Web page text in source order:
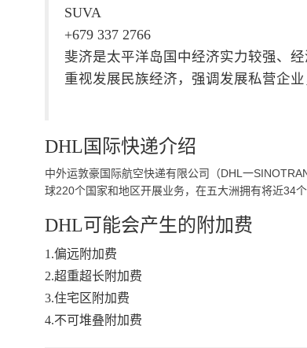
SUVA
+679 337 2766
斐济是太平洋岛国中经济实力较强、
重视发展民族经济，强调发展私营企
DHL国际快递介绍
中外运敦豪国际航空快递有限公司（DHL一
球220个国家和地区开展业务，在五大洲拥有将近34
DHL可能会产生的附加费
1.偏远附加费
2.超重超长附加费
3.住宅区附加费
4.不可堆叠附加费